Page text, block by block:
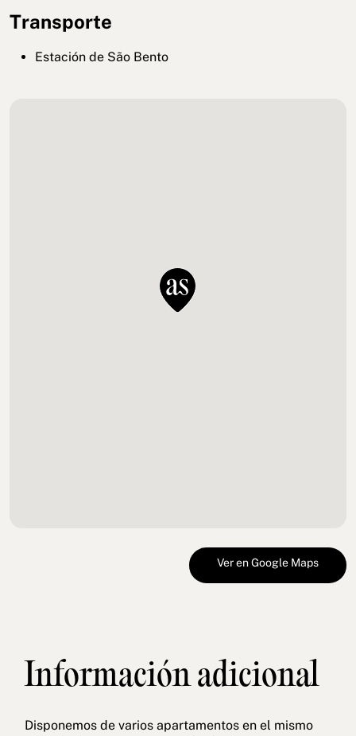
Transporte
Estación de São Bento
Ver en Google Maps
Información adicional
Disponemos de varios apartamentos en el mismo